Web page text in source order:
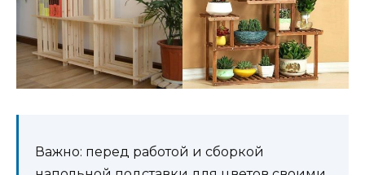
Важно: перед работой и сборкой